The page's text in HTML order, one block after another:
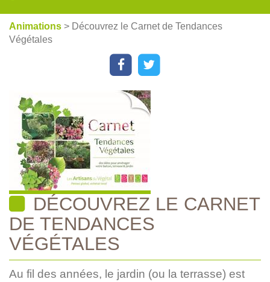
Animations > Découvrez le Carnet de Tendances
Végétales
DÉCOUVREZ LE CARNET
DE TENDANCES
VÉGÉTALES
Au fil des années, le jardin (ou la terrasse) est